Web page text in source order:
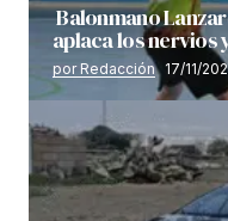
Balonmano
aplaca los nervios
por Redacción 17/11/